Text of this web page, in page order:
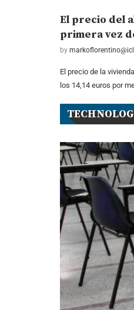
El precio del
primera vez
by
El precio de la
los 14,14 euros por